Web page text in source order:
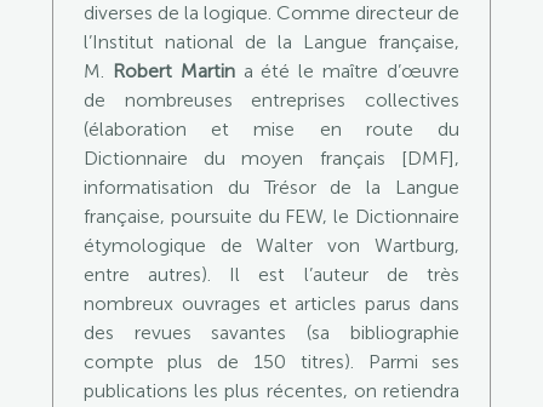
diverses de la logique. Comme directeur de
l’Institut national de la Langue française,
M. Robert Martina été le maître d’œuvre
de nombreuses entreprises collectives
(élaboration et mise en route du
Dictionnaire du moyen français [DMF],
informatisation du Trésor de la Langue
française, poursuite du FEW, le Dictionnaire
étymologique de Walter von Wartburg,
entre autres). Il est l’auteur de très
nombreux ouvrages et articles parus dans
des revues savantes (sa bibliographie
compte plus de 150 titres). Parmi ses
publications les plus récentes, on retiendra